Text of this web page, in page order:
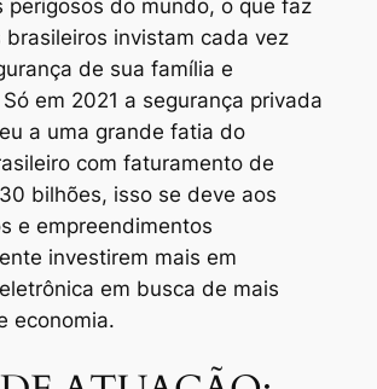
perigosos do mundo, o que faz
brasileiros invistam cada vez
de sua família e
em 2021 a segurança privada
a uma grande fatia do
com faturamento de
bilhões, isso se deve aos
e empreendimentos
investirem mais em
em busca de mais
economia.